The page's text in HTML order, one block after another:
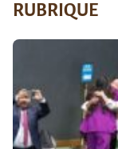
RUBRIQUE